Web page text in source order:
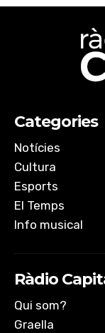
Categories
Notícies
Cultura
Esports
El Temps
Info musical
Ràdio
Qui som?
Graella